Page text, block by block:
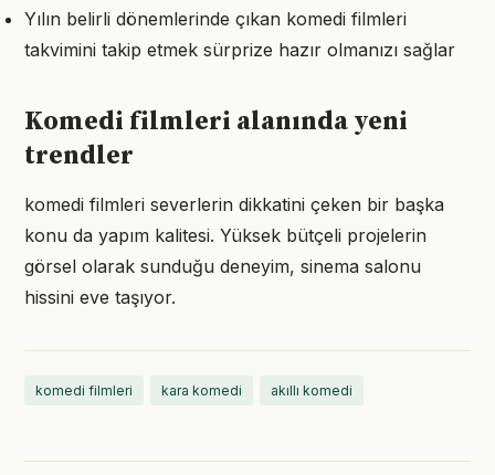
Yılın belirli dönemlerinde çıkan komedi filmleri
takvimini takip etmek sürprize hazır olmanızı sağlar
Komedi filmleri alanında yeni
trendler
komedi filmleri severlerin dikkatini çeken bir başka
konu da yapım kalitesi. Yüksek bütçeli projelerin
görsel olarak sunduğu deneyim, sinema salonu
hissini eve taşıyor.
komedi filmleri kara komedi akıllı komedi